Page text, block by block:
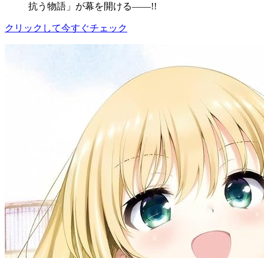
抗う物語」が幕を開ける――!!
クリックして今すぐチェック